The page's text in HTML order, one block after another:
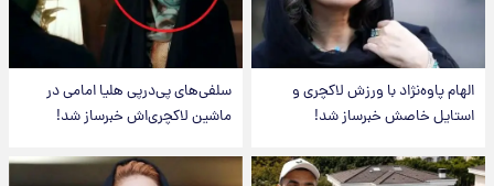
الهام پاوه‌نژاد با ورزش لاکچری و
استایل خاصش خبرساز شد!
سلفی‌های پی‌درپی هلیا امامی در
ماشین لاکچری‌اش خبرساز شد!